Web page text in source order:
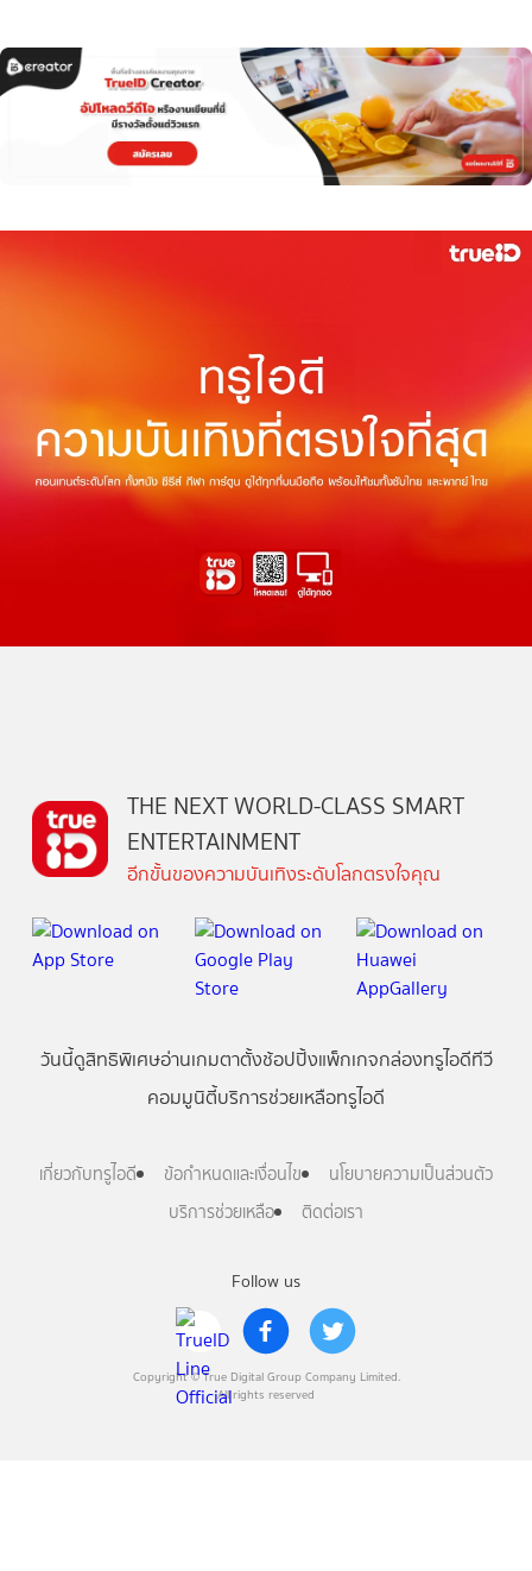
Follow us
Copyright © True Digital Group Company Limited.
All rights reserved
THE NEXT WORLD-CLASS SMART
ENTERTAINMENT
อีกขั้นของความบันเทิงระดับโลกตรงใจคุณ
วันนี้ดูสิทธิพิเศษอ่านเกมตาตั้งช้อปปิ้งแพ็กเกจกล่องทรูไอดีทีวี
คอมมูนิตี้บริการช่วยเหลือทรูไอดี
เกี่ยวกับทรูไอดี ข้อกำหนดและเงื่อนไข
นโยบายความเป็นส่วนตัว
บริการช่วยเหลือ
ติดต่อเรา